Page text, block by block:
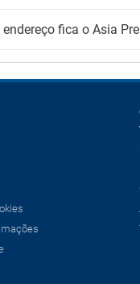
endereço fica o Asia
um voo?
+ Hotel
nas suas férias.